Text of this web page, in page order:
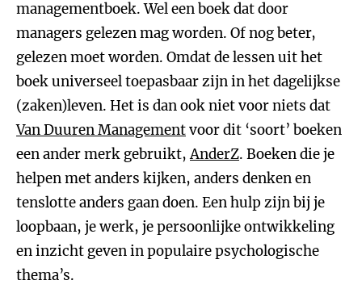
managementboek. Wel een boek dat door
managers gelezen mag worden. Of nog beter,
gelezen moet worden. Omdat de lessen uit het
boek universeel toepasbaar zijn in het dagelijkse
(zaken)leven. Het is dan ook niet voor niets dat
Van Duuren Managementvoor dit ‘soort’ boeken
een ander merk gebruikt,AnderZ. Boeken die je
helpen met anders kijken, anders denken en
tenslotte anders gaan doen. Een hulp zijn bij je
loopbaan, je werk, je persoonlijke ontwikkeling
en inzicht geven in populaire psychologische
thema’s.